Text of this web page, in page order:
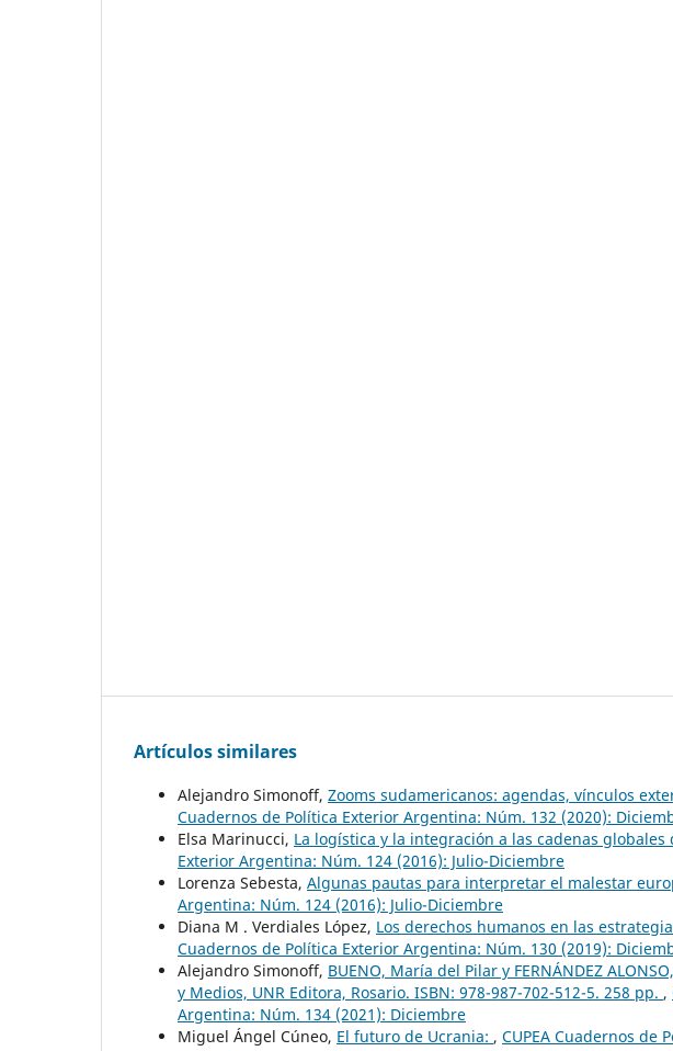
Artículos similares
Alejandro Simonoff, Zooms sudamericanos: agendas, vínculos
Cuadernos de Política Exterior Argentina: Núm. 132 (2020):
Elsa Marinucci, La logística y la integración a las cadenas globales
Exterior Argentina: Núm. 124 (2016): Julio-Diciembre
Lorenza Sebesta, Algunas pautas para interpretar el malestar
Argentina: Núm. 124 (2016): Julio-Diciembre
Diana M . Verdiales López, Los derechos humanos en las
Cuadernos de Política Exterior Argentina: Núm. 130 (2019):
Alejandro Simonoff, BUENO, María del Pilar y FERNÁNDEZ
y Medios, UNR Editora, Rosario. ISBN: 978-987-702-512-5. 258 pp. ,
Argentina: Núm. 134 (2021): Diciembre
Miguel Ángel Cúneo, El futuro de Ucrania: , CUPEA Cuadernos de